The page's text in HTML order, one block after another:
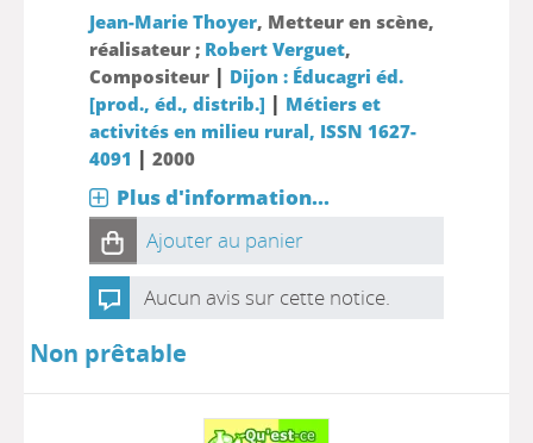
Jean-Marie Thoyer, Metteur en scène,
réalisateur ; Robert Verguet,
Compositeur | Dijon : Éducagri éd.
[prod., éd., distrib.] | Métiers et
activités en milieu rural, ISSN 1627-
4091 | 2000
Plus d'information...
Ajouter au panier
Aucun avis sur cette notice.
Non prêtable